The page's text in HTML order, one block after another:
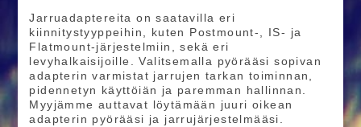
Jarruadaptereita on saatavilla eri
kiinnitystyyppeihin, kuten Postmount-, IS- ja
Flatmount-järjestelmiin, sekä eri
levyhalkaisijoille. Valitsemalla pyörääsi sopivan
adapterin varmistat jarrujen tarkan toiminnan,
pidennetyn käyttöiän ja paremman hallinnan.
Myyjämme auttavat löytämään juuri oikean
adapterin pyörääsi ja jarrujärjestelmääsi.